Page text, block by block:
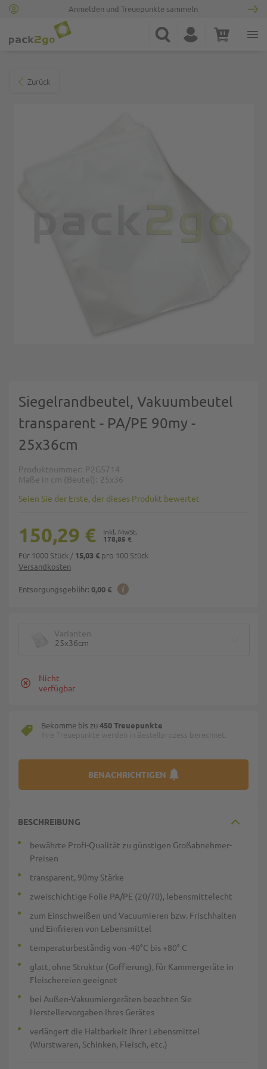
Anmelden und Treuepunkte sammeln
Suche Konto Warenkorb
Zurück
Siegelrandbeutel, Vakuumbeutel
transparent - PA/PE 90my -
25x36cm
Produktnummer P2G5714
Maße in cm (Beutel)
25x36
Seien Sie der Erste, der dieses Produkt bewertet
Versandkosten
Entsorgungsgebühr: 0,00 €
178,85 €
150,29 €
Für 1000 Stück / 15,03 € pro 100 Stück
Varianten
25x36cm
Nicht
verfügbar
Bekomme bis zu 450 Treuepunkte
Ihre Treuepunkte werden in Bestellprozess berechnet.
BENACHRICHTIGEN
BESCHREIBUNG
bewährte Profi-Qualität zu günstigen Großabnehmer-
Preisen
transparent, 90my Stärke
zweischichtige Folie PA/PE (20/70), lebensmittelecht
zum Einschweißen und Vacuumieren bzw. Frischhalten
und Einfrieren von Lebensmittel
temperaturbeständig von -40°C bis +80° C
glatt, ohne Struktur (Goffierung), für Kammergeräte in
Fleischereien geeignet
bei Außen-Vakuumiergeräten beachten Sie
Herstellervorgaben Ihres Gerätes
verlängert die Haltbarkeit Ihrer Lebensmittel
(Wurstwaren, Schinken, Fleisch, etc.)